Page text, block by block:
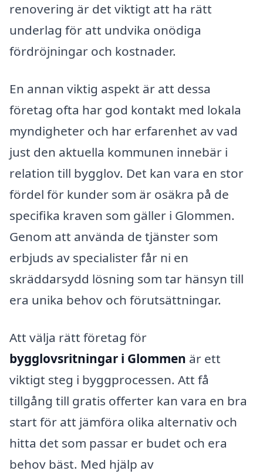
renovering är det viktigt att ha rätt
underlag för att undvika onödiga
fördröjningar och kostnader.
En annan viktig aspekt är att dessa
företag ofta har god kontakt med lokala
myndigheter och har erfarenhet av vad
just den aktuella kommunen innebär i
relation till bygglov. Det kan vara en stor
fördel för kunder som är osäkra på de
specifika kraven som gäller i Glommen.
Genom att använda de tjänster som
erbjuds av specialister får ni en
skräddarsydd lösning som tar hänsyn till
era unika behov och förutsättningar.
Att välja rätt företag för
bygglovsritningar i Glommen är ett
viktigt steg i byggprocessen. Att få
tillgång till gratis offerter kan vara en bra
start för att jämföra olika alternativ och
hitta det som passar er budet och era
behov bäst. Med hjälp av